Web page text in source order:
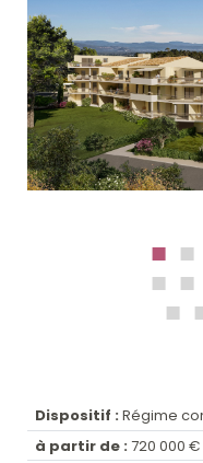
Dispositif : Régime
à partir de : 720 000 €